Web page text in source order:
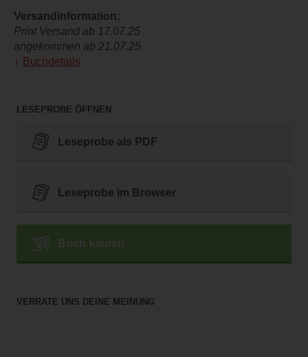
Versandinformation:
Print Versand ab 17.07.25
angekommen ab 21.07.25
Buchdetails
LESEPROBE ÖFFNEN
Leseprobe als PDF
Leseprobe im Browser
Buch kaufen
VERRATE UNS DEINE MEINUNG